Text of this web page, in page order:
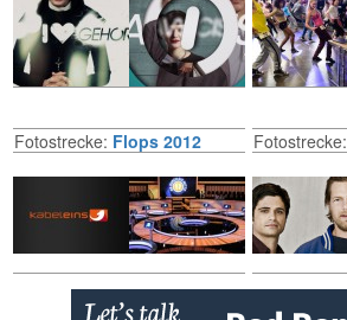
Fotostrecke: Flops 2012 Fotostrecke: